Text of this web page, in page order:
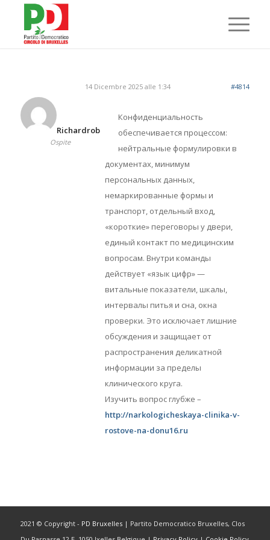
14 Dicembre 2025 alle 1:34 #4814
Richardrob
Ospite
Конфиденциальность
обеспечивается процессом:
нейтральные формулировки в
документах, минимум
персональных данных,
немаркированные формы и
транспорт, отдельный вход,
«короткие» переговоры у двери,
единый контакт по медицинским
вопросам. Внутри команды
действует «язык цифр» —
витальные показатели, шкалы,
интервалы питья и сна, окна
проверки. Это исключает лишние
обсуждения и защищает от
распространения деликатной
информации за пределы
клинического круга.
Изучить вопрос глубже –
http://narkologicheskaya-clinika-v-
rostove-na-donu16.ru
2021 © Copyright - PD Bruxelles| Partito Democratico Bruxelles, Clos